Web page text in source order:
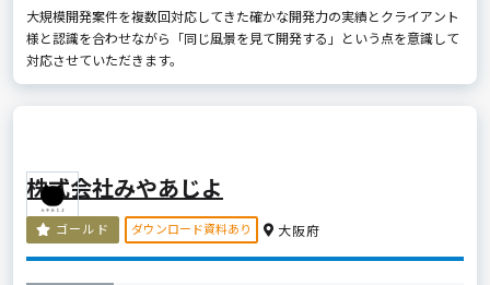
大規模開発案件を複数回対応してきた確かな開発力の実績とクライアント
様と認識を合わせながら「同じ風景を見て開発する」という点を意識して
対応させていただきます。
株式会社みやあじよ
ゴールド ダウンロード資料あり 大阪府